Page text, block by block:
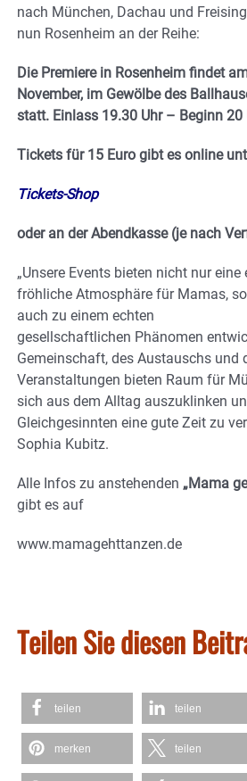
nach München, Dachau und
nun Rosenheim an der Reihe:
Die Premiere in Rosenheim findet
November, im Gewölbe des
statt. Einlass 19.30 Uhr – Beginn 20
Tickets für 15 Euro gibt es online
Tickets-Shop
oder an der Abendkasse (je nach
„Unsere Events bieten nicht nur
fröhliche Atmosphäre für Mamas,
auch zu einem echten
gesellschaftlichen Phänomen
Gemeinschaft, des Austauschs und
Veranstaltungen bieten Raum für
sich aus dem Alltag auszuklinken
Gleichgesinnten eine gute Zeit zu
Sophia Kubitz.
Alle Infos zu anstehenden „Mama
gibt es auf
www.mamagehttanzen.de
Teilen Sie diesen
teilen teilen
merken teilen